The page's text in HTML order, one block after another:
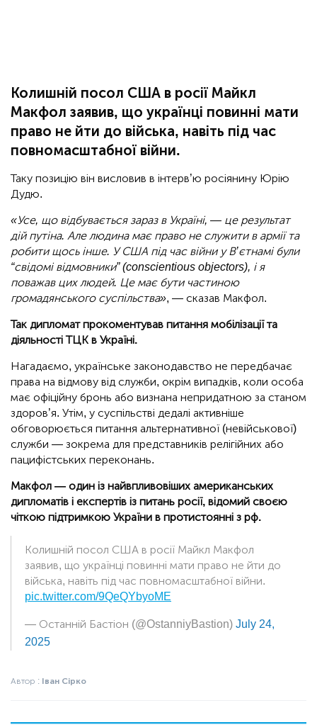
Колишній посол США в росії Майкл
Макфол заявив, що українці повинні мати
право не йти до війська, навіть під час
повномасштабної війни.
Таку позицію він висловив в інтерв’ю росіянину Юрію
Дудю.
«Усе, що відбувається зараз в Україні, — це результат
дій путіна. Але людина має право не служити в армії та
робити щось інше. У США під час війни у В’єтнамі були
“свідомі відмовники” (conscientious objectors), і я
поважав цих людей. Це має бути частиною
громадянського суспільства», — сказав Макфол.
Так дипломат прокоментував питання мобілізації та
діяльності ТЦК в Україні.
Нагадаємо, українське законодавство не передбачає
права на відмову від служби, окрім випадків, коли особа
має офіційну бронь або визнана непридатною за станом
здоров’я. Утім, у суспільстві дедалі активніше
обговорюється питання альтернативної (невійськової)
служби — зокрема для представників релігійних або
пацифістських переконань.
Макфол — один із найвпливовіших американських
дипломатів і експертів із питань росії, відомий своєю
чіткою підтримкою України в протистоянні з рф.
Колишній посол США в росії Майкл Макфол
заявив, що українці повинні мати право не йти до
війська, навіть під час повномасштабної війни.
pic.twitter.com/9QeQYbyoME
— Останній Бастіон (@OstanniyBastion) July 24,
2025
Автор : Іван Сірко